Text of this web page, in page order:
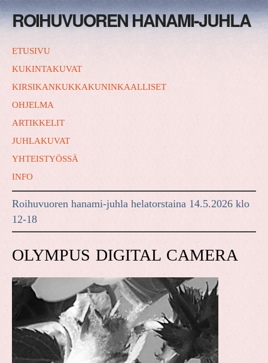
ROIHUVUOREN HANAMI-JUHLA
ETUSIVU
KUKINTAKUVAT
KIRSIKANKUKKAKUNINKAALLISET
OHJELMA
ARTIKKELIT
JUHLAKUVAT
YHTEISTYÖSSÄ
INFO
Roihuvuoren hanami-juhla helatorstaina 14.5.2026 klo
12-18
OLYMPUS DIGITAL CAMERA